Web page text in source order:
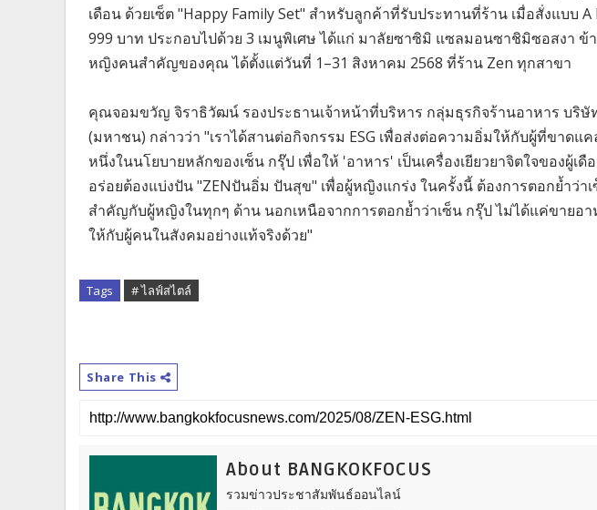
เดือน ด้วยเซ็ต "Happy Family Set" สำหรับลูกค้าที่รับประทานที่ร้าน เมื่อสั่งแบบ A
999 บาท ประกอบไปด้วย 3 เมนูพิเศษ ได้แก่ มาลัยซาซิมิ แซลมอนซาชิมิซอสงา ข้
หญิงคนสำคัญของคุณ ได้ตั้งแต่วันที่ 1–31 สิงหาคม 2568 ที่ร้าน Zen ทุกสาขา
คุณจอมขวัญ จิราธิวัฒน์ รองประธานเจ้าหน้าที่บริหาร กลุ่มธุรกิจร้านอาหาร บริษั
(มหาชน) กล่าวว่า "เราได้สานต่อกิจกรรม ESG เพื่อส่งต่อความอิ่มให้กับผู้ที่ขาดแค
หนึ่งในนโยบายหลักของเซ็น กรุ๊ป เพื่อให้ 'อาหาร' เป็นเครื่องเยียวยาจิตใจของผู้เดื
อร่อยต้องแบ่งปัน "ZENปันอิ่ม ปันสุข" เพื่อผู้หญิงแกร่ง ในครั้งนี้ ต้องการตอกย้ำว่า
สำคัญกับผู้หญิงในทุกๆ ด้าน นอกเหนือจากการตอกย้ำว่าเซ็น กรุ๊ป ไม่ได้แค่ขายอ
ให้กับผู้คนในสังคมอย่างแท้จริงด้วย"
Tags # ไลฟ์สไตล์
Share This
About BANGKOKFOCUS
รวมข่าวประชาสัมพันธ์ออนไลน์